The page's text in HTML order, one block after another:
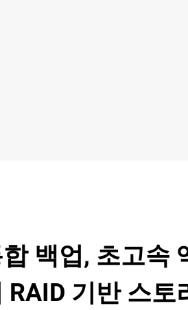
백업, 초고속
RAID 기반 스토